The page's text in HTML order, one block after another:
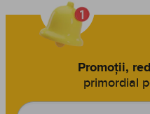
Promoții,
primordial